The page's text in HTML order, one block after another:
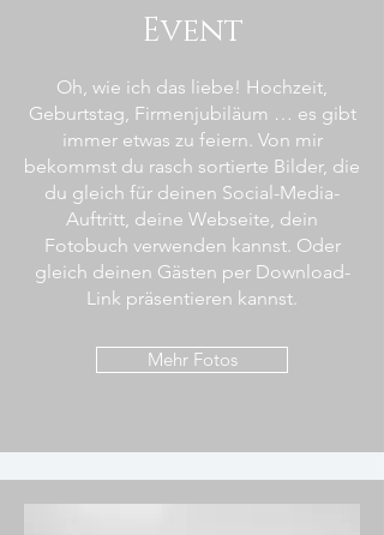
Event
Oh, wie ich das liebe! Hochzeit,
Geburtstag, Firmenjubiläum … es gibt
immer etwas zu feiern. Von mir
bekommst du rasch sortierte Bilder, die
du gleich für deinen Social-Media-
Auftritt, deine Webseite, dein
Fotobuch verwenden kannst. Oder
gleich deinen Gästen per Download-
Link präsentieren kannst.
Mehr Fotos